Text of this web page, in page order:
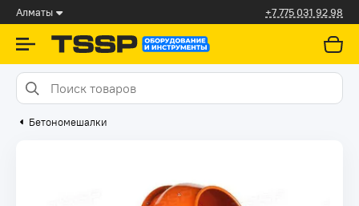
Алматы +7 775 031 92 98
Бетономешалки